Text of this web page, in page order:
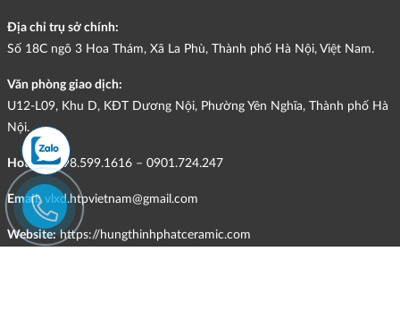
Địa chỉ trụ sở chính:
Số 18C ngõ 3 Hoa Thám, Xã La Phù, Thành phố Hà Nội, Việt Nam.
Văn phòng giao dịch:
U12-L09, Khu D, KĐT Dương Nội, Phường Yên Nghĩa, Thành phố Hà
Nội.
Hotline:098.599.1616 – 0901.724.247
Email: vlxd.htpvietnam@gmail.com
Website: https://hungthinhphatceramic.com